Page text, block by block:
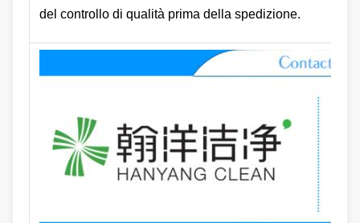
del controllo di qualità prima della spedizione.